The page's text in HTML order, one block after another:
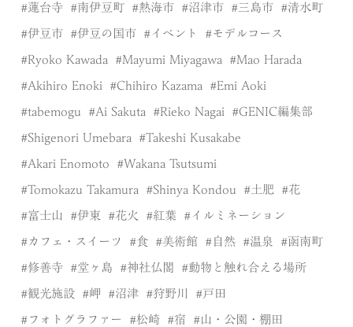
蓮台寺 南伊豆町 熱海市 沼津市 三島市 清水町
伊豆市 伊豆の国市 イベント モデルコース
Ryoko Kawada Mayumi Miyagawa Mao Harada
Akihiro Enoki Chihiro Kazama Emi Aoki
tabemogu Ai Sakuta Rieko Nagai GENIC編集部
Shigenori Umebara Takeshi Kusakabe
Akari Enomoto Wakana Tsutsumi
Tomokazu Takamura Shinya Kondou 土肥 花
富士山 伊東 花火 紅葉 イルミネーション
カフェ・スイーツ 食 美術館 自然 温泉 函南町
修善寺 堂ヶ島 神社仏閣 動物と触れ合える場所
観光施設 岬 沼津 狩野川 戸田
フォトグラファー 松崎 宿 山・公園・棚田